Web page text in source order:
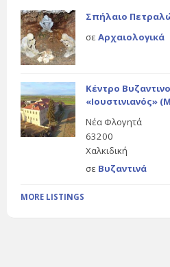
Σπήλαιο
σε Αρχαιολογικά
Κέντρο
«Ιουστινιανός»
Νέα Φλογητά
63200
Χαλκιδική
σε Βυζαντινά
MORE LISTINGS